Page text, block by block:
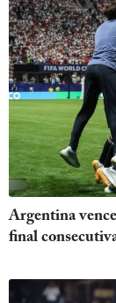
Argentina
final